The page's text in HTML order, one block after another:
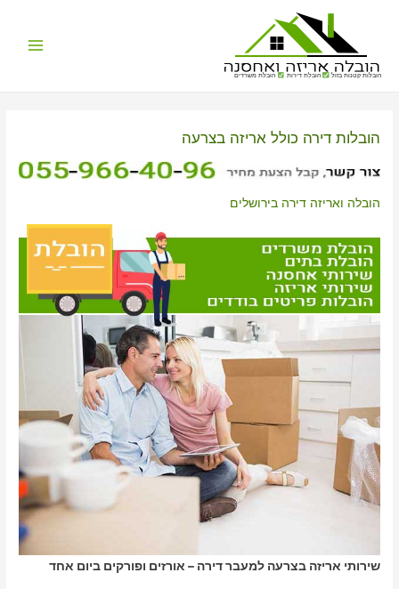
הובלות קטנות בזול הובלת דירות הובלת משרדים
הובלות דירה כולל אריזה בצרעה
הובלה ואריזה דירה בירושלים
שירותי אריזה בצרעה למעבר דירה – אורזים ופורקים ביום אחד